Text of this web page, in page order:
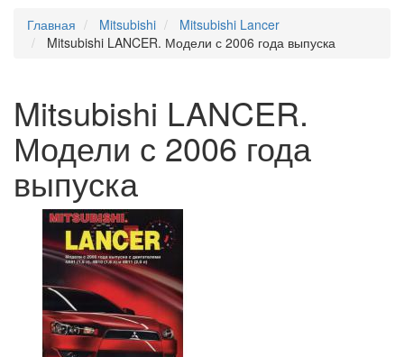
Главная
Mitsubishi
Mitsubishi Lancer
Mitsubishi LANCER. Модели с 2006 года выпуска
Mitsubishi LANCER.
Модели с 2006 года
выпуска